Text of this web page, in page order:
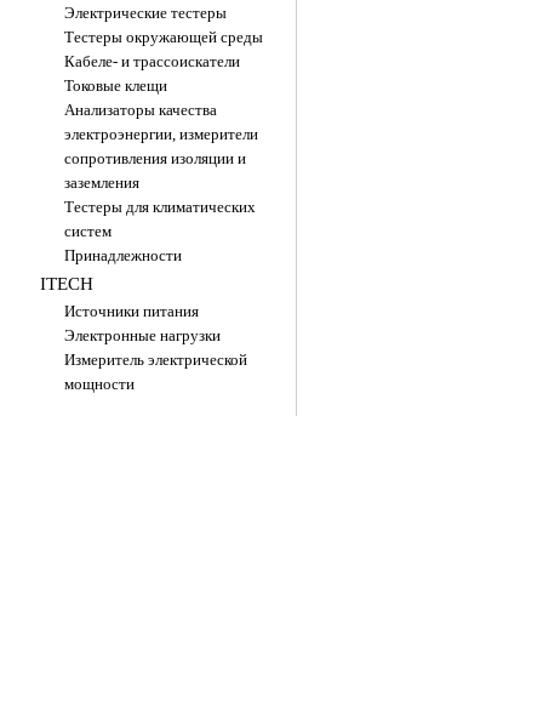
Электрические тестеры
Тестеры окружающей среды
Кабеле- и трассоискатели
Токовые клещи
Анализаторы качества
электроэнергии, измерители
сопротивления изоляции и
заземления
Тестеры для климатических
систем
Принадлежности
ITECH
Источники питания
Электронные нагрузки
Измеритель электрической
мощности